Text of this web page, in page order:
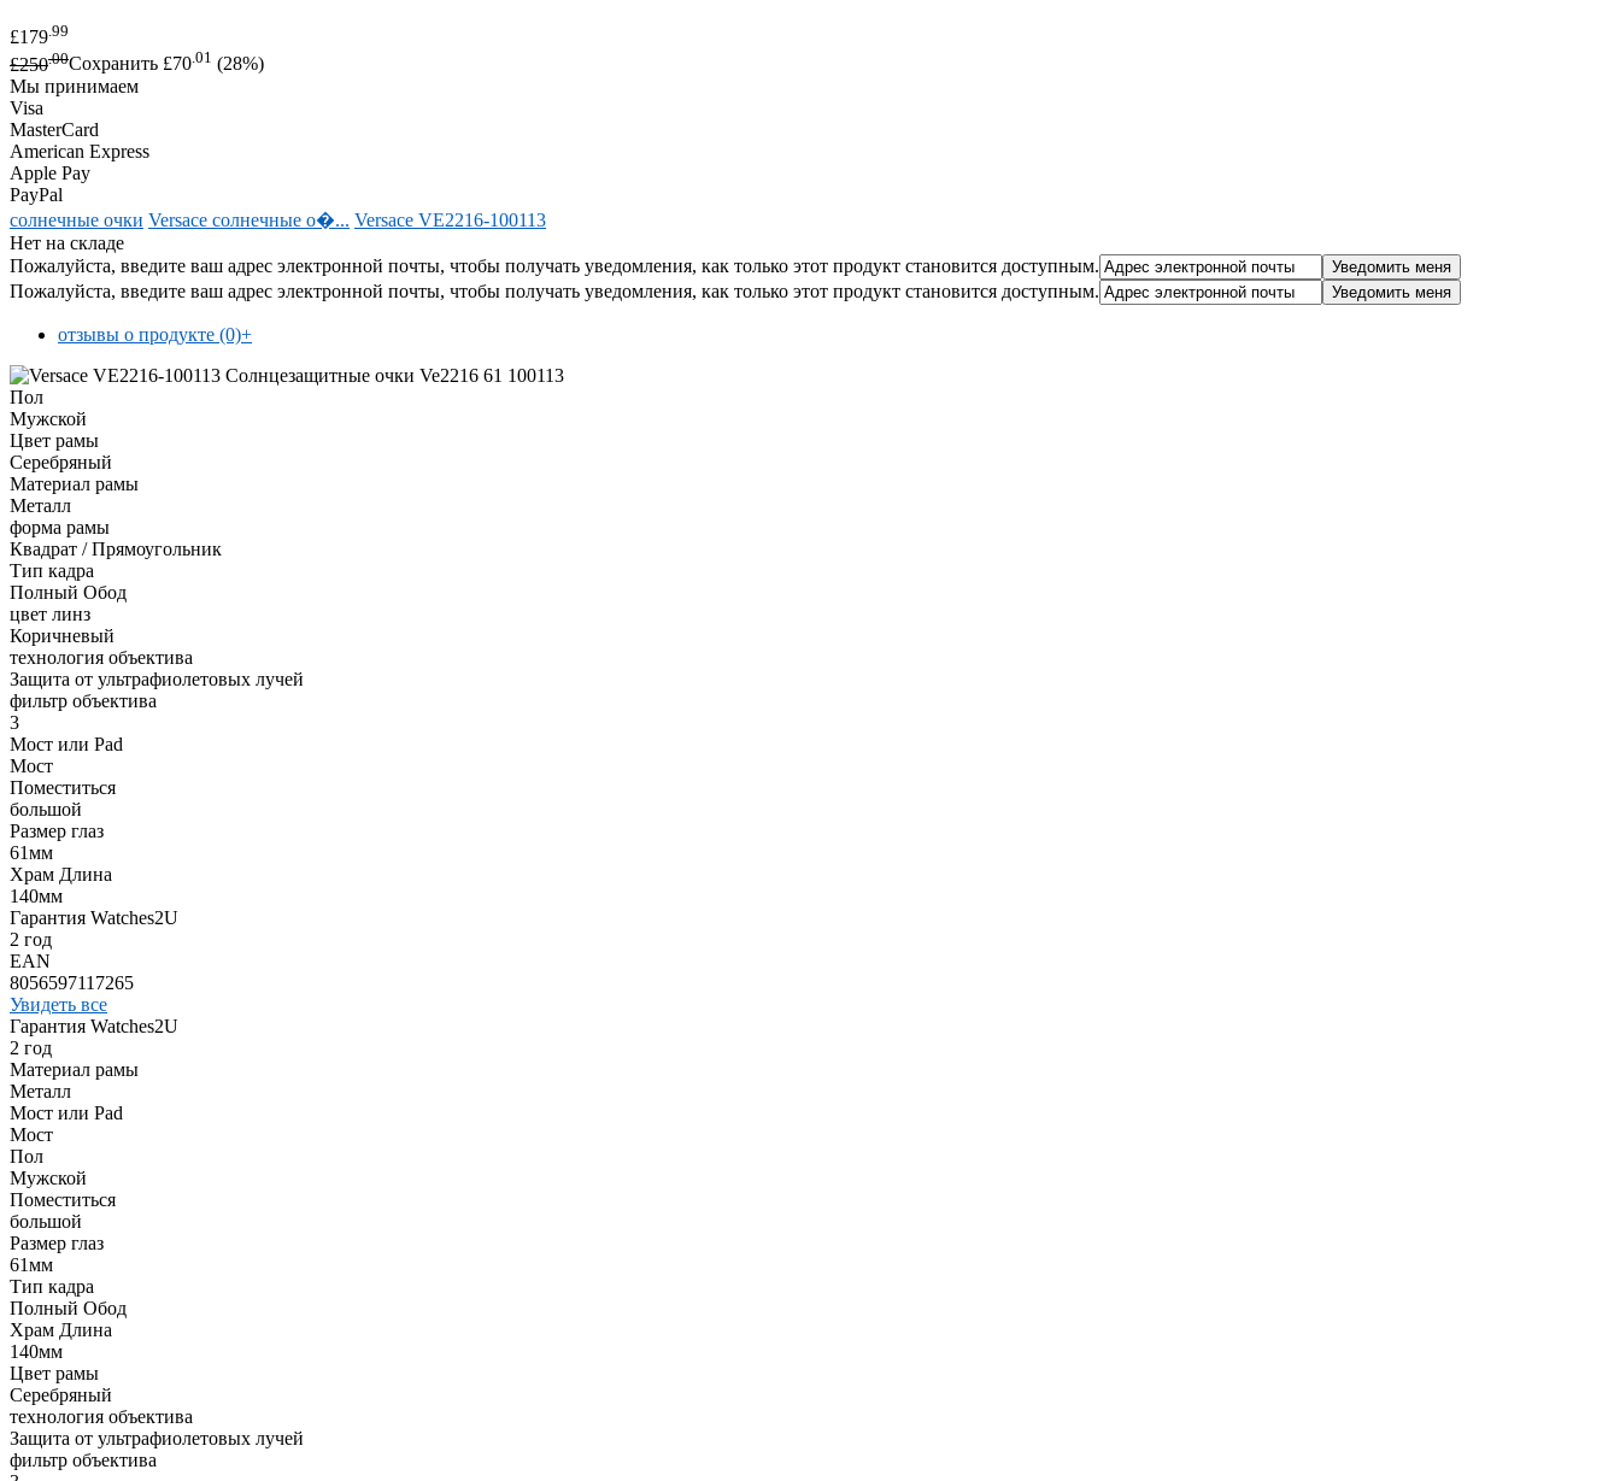
£179 .99
£250.00Сохранить £70.01 (28%)
Мы принимаем
Visa
MasterCard
American Express
Apple Pay
PayPal
солнечные очки Versace солнечные о�... Versace VE2216-100113
Нет на складе
Пожалуйста, введите ваш адрес электронной почты, чтобы получать уведомления, как только этот продукт становится доступным.
Пожалуйста, введите ваш адрес электронной почты, чтобы получать уведомления, как только этот продукт становится доступным.
отзывы о продукте (0)+
Пол
Мужской
Цвет рамы
Серебряный
Материал рамы
Металл
форма рамы
Квадрат / Прямоугольник
Тип кадра
Полный Обод
цвет линз
Коричневый
технология объектива
Защита от ультрафиолетовых лучей
фильтр объектива
3
Мост или Pad
Мост
Поместиться
большой
Размер глаз
61мм
Храм Длина
140мм
Гарантия Watches2U
2 год
EAN
8056597117265
Увидеть все
Гарантия Watches2U
2 год
Материал рамы
Металл
Мост или Pad
Мост
Пол
Мужской
Поместиться
большой
Размер глаз
61мм
Тип кадра
Полный Обод
Храм Длина
140мм
Цвет рамы
Серебряный
технология объектива
Защита от ультрафиолетовых лучей
фильтр объектива